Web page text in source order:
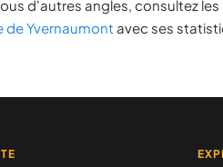
d'autres angles, consultez les
de Yvernaumont avec ses